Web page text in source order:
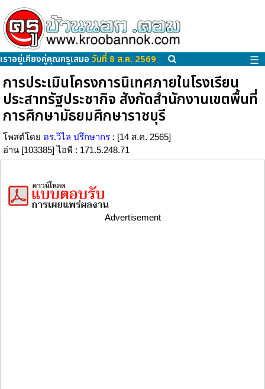
เราอยู่เคียงคู่คุณครูเสมอ วันที่ 8 ส.ค. 2569 ☰
การประเมินโครงการนิเทศภายในโรงเรียน
ประสาทรัฐประชากิจ สังกัดสำนักงานเขตพื้นที่
การศึกษามัธยมศึกษาราชบุรี
โพสต์โดย ดร.วิไล ปรึกษากร : [14 ส.ค. 2565]
อ่าน [103385] ไอพี : 171.5.248.71
Advertisement